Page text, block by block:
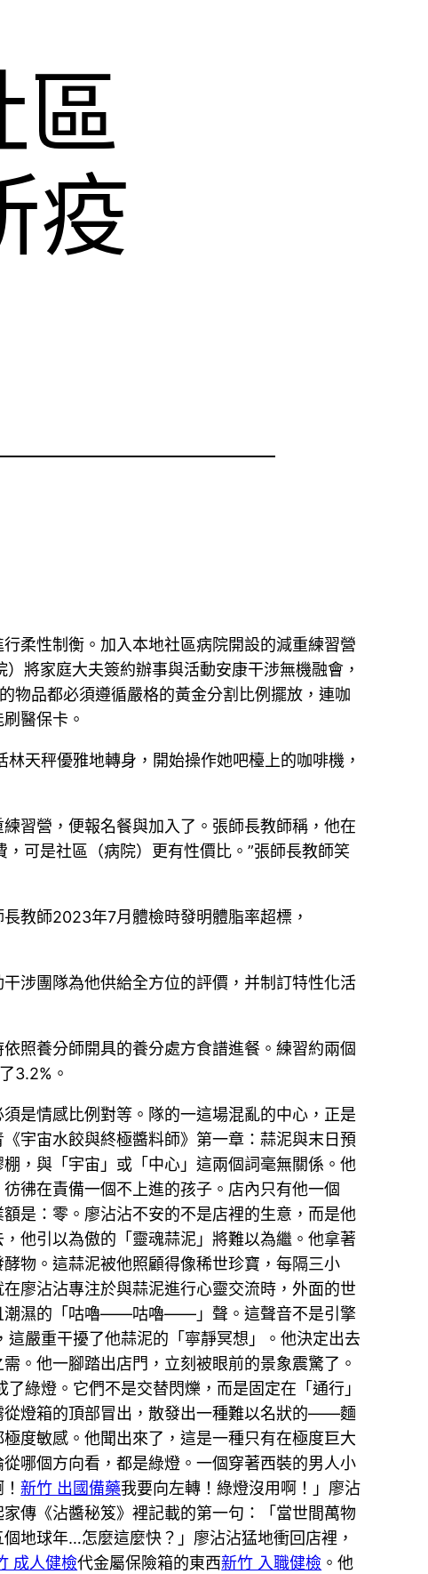
區
疫
柔性制衡。加入本地社區病院開設的減重練習營
將家庭大夫簽約辦事與活動安康干涉無機融會，
物品都必須遵循嚴格的黃金分割比例擺放，連咖
醫保卡。
天秤優雅地轉身，開始操作她吧檯上的咖啡機，
習營，便報名餐與加入了。張師長教師稱，他在
可是社區（病院）更有性價比。”張師長教師笑
教師2023年7月體檢時發明體脂率超標，
涉團隊為他供給全方位的評價，并制訂特性化活
照養分師開具的養分處方食譜進餐。練習約兩個
3.2%。
是情感比例對等。隊的一這場混亂的中心，正是
宇宙水餃與終極醬料師》第一章：蒜泥與末日預
，與「宇宙」或「中心」這兩個詞毫無關係。他
彿在責備一個不上進的孩子。店內只有他一個
是：零。廖沾沾不安的不是店裡的生意，而是他
他引以為傲的「靈魂蒜泥」將難以為繼。他拿著
物。這蒜泥被他照顧得像稀世珍寶，每隔三小
廖沾沾專注於與蒜泥進行心靈交流時，外面的世
潮濕的「咕嚕——咕嚕——」聲。這聲音不是引擎
嚴重干擾了他蒜泥的「寧靜冥想」。他決定出去
。他一腳踏出店門，立刻被眼前的景象震驚了。
了綠燈。它們不是交替閃爍，而是固定在「通行」
從燈箱的頂部冒出，散發出一種難以名狀的——麵
度敏感。他聞出來了，這是一種只有在極度巨大
哪個方向看，都是綠燈。一個穿著西裝的男人小
！新竹 出國備藥我要向左轉！綠燈沒用啊！」廖沾
傳《沾醬秘笈》裡記載的第一句：「當世間萬物
地球年…怎麼這麼快？」廖沾沾猛地衝回店裡，
成人健檢代金屬保險箱的東西新竹 入職健檢 。他